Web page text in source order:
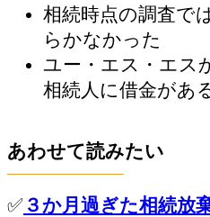
相続時点の調査で
らかなかった
ユー・エス・エス
相続人に借金があ
あわせて読みたい
✅ ３か月過ぎた相続放